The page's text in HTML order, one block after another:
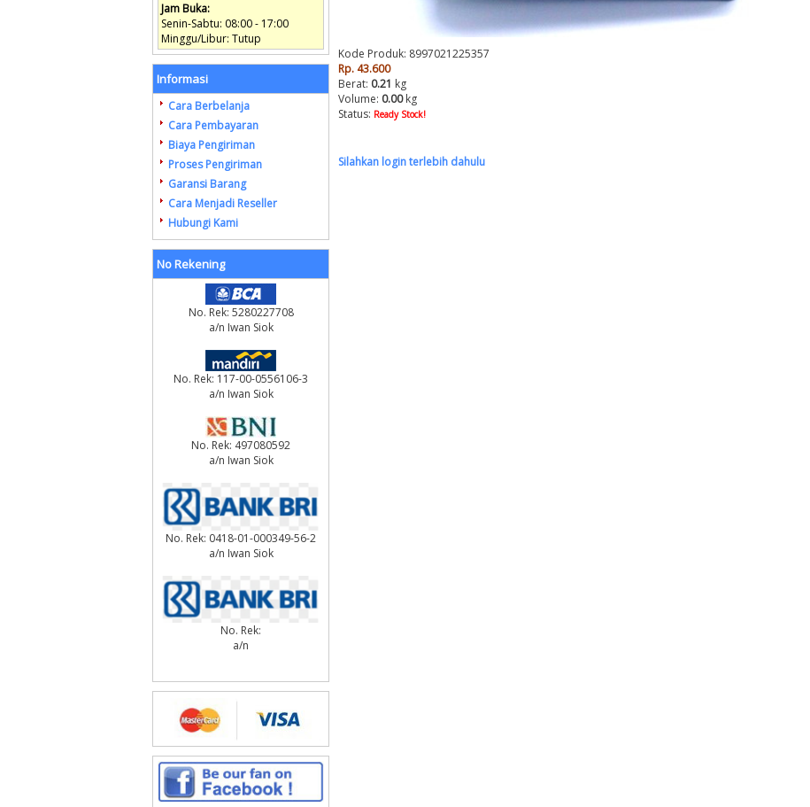
Jam Buka:
Senin-Sabtu: 08:00 - 17:00
Minggu/Libur: Tutup
Informasi
Cara Berbelanja
Cara Pembayaran
Biaya Pengiriman
Proses Pengiriman
Garansi Barang
Cara Menjadi Reseller
Hubungi Kami
No Rekening
No. Rek: 5280227708
a/n Iwan Siok
No. Rek: 117-00-0556106-3
a/n Iwan Siok
No. Rek: 497080592
a/n Iwan Siok
No. Rek: 0418-01-000349-56-2
a/n Iwan Siok
No. Rek:
a/n
Kode Produk: 8997021225357
Rp. 43.600
Berat: 0.21 kg
Volume: 0.00kg
Status: Ready Stock!
Silahkan login terlebih dahulu